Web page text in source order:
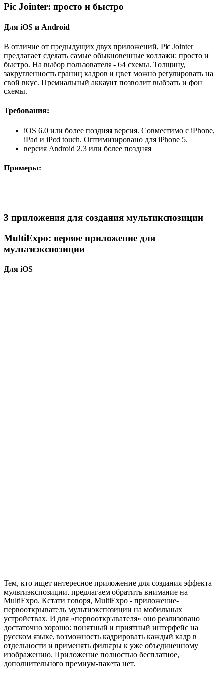
Pic Jointer: просто и быстро
Для iOS и Android
В отличие от предыдущих двух приложений, Pic Jointer
предлагает сделать самые обыкновенные коллажи: просто и
быстро. На выбор пользователя - 64 схемы. Толщину,
закругленность границ кадров и цвет можно регулировать на
свой вкус. Премиальный аккаунт позволит выбрать и фон
схемы.
Требования:
iOS 6.0 или более поздняя версия. Совместимо с iPhone,
iPad и iPod touch. Оптимизировано для iPhone 5.
версия Android 2.3 или более поздняя
Примеры:
3 приложения для создания мультикспозиции
MultiExpo: первое приложение для
мультиэкспозиции
Для iOS
Тем, кто ищет интересное приложение для создания эффекта
мультиэкспозиции, предлагаем обратить внимание на
MultiExpo. Кстати говоря, MultiExpo - приложение-
первооткрыватель мультиэкспозиции на мобильных
устройствах. И для «первооткрывателя» оно реализовано
достаточно хорошо: понятный и приятный интерфейс на
русском языке, возможность кадрировать каждый кадр в
отдельности и применять фильтры к уже объединенному
изображению. Приложение полностью бесплатное,
дополнительного премиум-пакета нет.